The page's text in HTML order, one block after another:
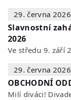
29. června 2026
Slavnostní
2026
29. června 2026
OBCHODNÍ